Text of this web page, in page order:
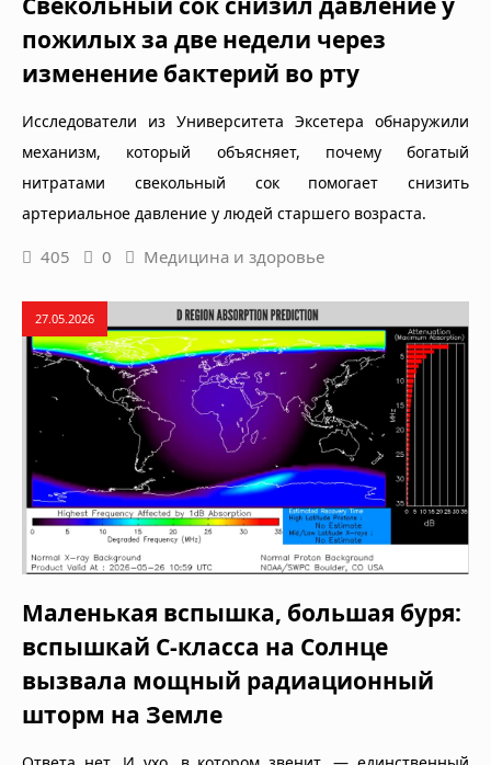
пожилых за две недели через
изменение бактерий во рту
Исследователи из Университета Эксетера обнаружили
механизм, который объясняет, почему богатый
нитратами свекольный сок помогает снизить
артериальное давление у людей старшего возраста.
405 0 Медицина и здоровье
27.05.2026
Маленькая вспышка, большая буря:
вспышкай C-класса на Солнце
вызвала мощный радиационный
шторм на Земле